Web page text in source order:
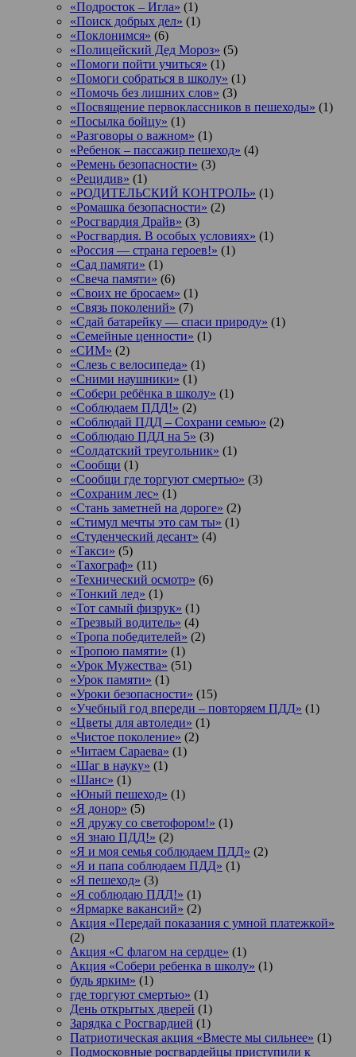
«Подросток ‒ Игла» (1)
«Поиск добрых дел» (1)
«Поклонимся» (6)
«Полицейский Дед Мороз» (5)
«Помоги пойти учиться» (1)
«Помоги собраться в школу» (1)
«Помочь без лишних слов» (3)
«Посвящение первоклассников в пешеходы» (1)
«Посылка бойцу» (1)
«Разговоры о важном» (1)
«Ребенок – пассажир пешеход» (4)
«Ремень безопасности» (3)
«Рецидив» (1)
«РОДИТЕЛЬСКИЙ КОНТРОЛЬ» (1)
«Ромашка безопасности» (2)
«Росгвардия Драйв» (3)
«Росгвардия. В особых условиях» (1)
«Россия — страна героев!» (1)
«Сад памяти» (1)
«Свеча памяти» (6)
«Своих не бросаем» (1)
«Связь поколений» (7)
«Сдай батарейку — спаси природу» (1)
«Семейные ценности» (1)
«СИМ» (2)
«Слезь с велосипеда» (1)
«Сними наушники» (1)
«Собери ребёнка в школу» (1)
«Соблюдаем ПДД!» (2)
«Соблюдай ПДД – Сохрани семью» (2)
«Соблюдаю ПДД на 5» (3)
«Солдатский треугольник» (1)
«Сообщи (1)
«Сообщи где торгуют смертью» (3)
«Сохраним лес» (1)
«Стань заметней на дороге» (2)
«Стимул мечты это сам ты» (1)
«Студенческий десант» (4)
«Такси» (5)
«Тахограф» (11)
«Технический осмотр» (6)
«Тонкий лед» (1)
«Тот самый физрук» (1)
«Трезвый водитель» (4)
«Тропа победителей» (2)
«Тропою памяти» (1)
«Урок Мужества» (51)
«Урок памяти» (1)
«Уроки безопасности» (15)
«Учебный год впереди – повторяем ПДД» (1)
«Цветы для автоледи» (1)
«Чистое поколение» (2)
«Читаем Сараева» (1)
«Шаг в науку» (1)
«Шанс» (1)
«Юный пешеход» (1)
«Я донор» (5)
«Я дружу со светофором!» (1)
«Я знаю ПДД!» (2)
«Я и моя семья соблюдаем ПДД» (2)
«Я и папа соблюдаем ПДД» (1)
«Я пешеход» (3)
«Я соблюдаю ПДД!» (1)
«Ярмарке вакансий» (2)
Акция «Передай показания с умной платежкой»
(2)
Акция «С флагом на сердце» (1)
Акция «Собери ребенка в школу» (1)
будь ярким» (1)
где торгуют смертью» (1)
День открытых дверей (1)
Зарядка с Росгвардией (1)
Патриотическая акция «Вместе мы сильнее» (1)
Подмосковные росгвардейцы приступили к